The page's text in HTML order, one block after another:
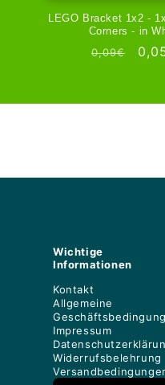
LEGO Bracket 1x2 -
Corners - in
Normale
0,09€
Wichtige
Informationen
Kontakt
Allgemeine
Impressum
Widerrufsbelehrung